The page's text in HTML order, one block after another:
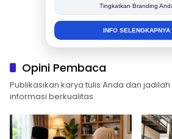
Tingkatkan Branding
INFO SELENGKAPNYA
Opini Pembaca
Publikasikan karya tulis Anda dan
informasi berkualitas.